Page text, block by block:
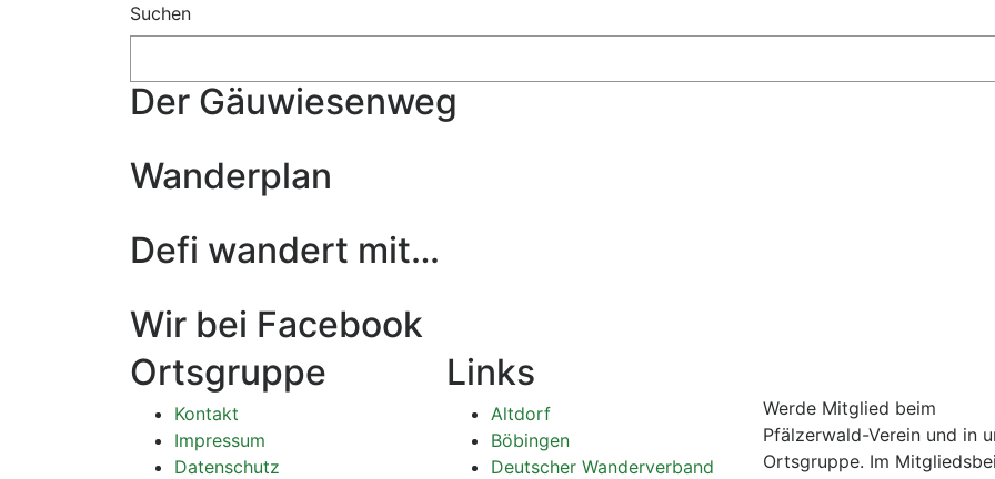
Suchen
Der Gäuwiesenweg
Wanderplan
Defi wandert mit…
Wir bei Facebook
Ortsgruppe
Kontakt
Impressum
Datenschutz
Links
Altdorf
Böbingen
Deutscher Wanderverband
Werde Mitglied beim
Pfälzerwald-Verein und in
Ortsgruppe. Im